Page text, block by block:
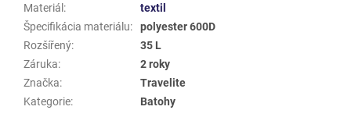
Materiál :
textil
Špecifikácia materiálu:
polyester 600D
Rozšířený:
35 L
Záruka:
2 roky
Značka:
Travelite
Kategorie: Batohy